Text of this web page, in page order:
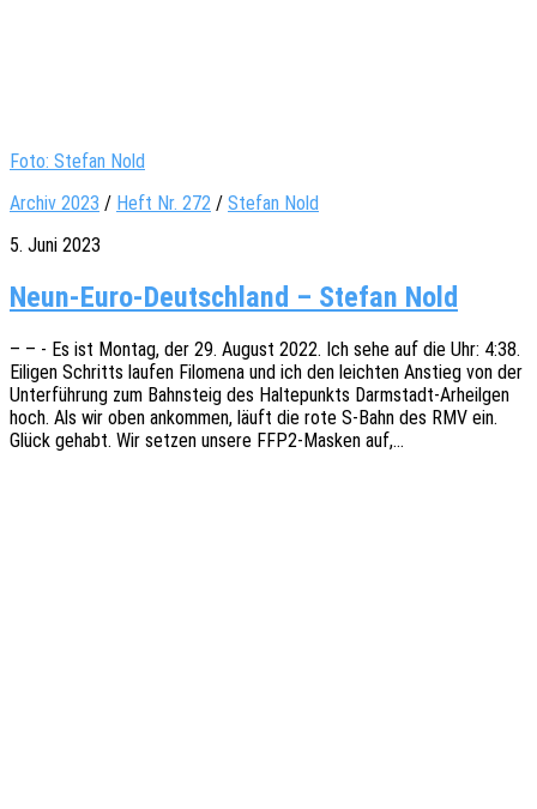
Foto: Stefan Nold
Archiv 2023 / Heft Nr. 272 / Stefan Nold
5. Juni 2023
Neun-Euro-Deutschland – Stefan Nold
– – - Es ist Montag, der 29. August 2022. Ich sehe auf die Uhr: 4:38.
Eili­gen Schritts laufen Filome­na und ich den leich­ten Anstieg von der
Unter­füh­rung zum Bahn­steig des Halte­punkts Darm­­­stadt-Arheil­­gen
hoch. Als wir oben ankom­men, läuft die rote S‑Bahn des RMV ein.
Glück gehabt. Wir setzen unsere FFP2-Masken auf,…